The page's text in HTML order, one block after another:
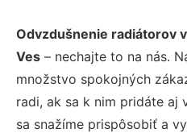
Odvzdušnenie radiátorov
Ves – nechajte to na nás.
množstvo spokojných
radi, ak sa k nim pridáte aj
sa snažíme prispôsobiť a